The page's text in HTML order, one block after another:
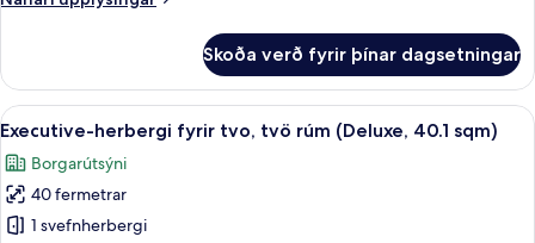
sqm)
herbergi
(King,
26
Skoða verð fyrir þínar dagsetningar
Skoða
allar
myndir
fyrir
Executive-
Executive-herbergi fyrir tvo, tvö
27
Executive-herbergi fyrir tvo, tvö rúm (Deluxe, 40.1 sqm)
Borgarútsýni
40 fermetrar
1 svefnherbergi